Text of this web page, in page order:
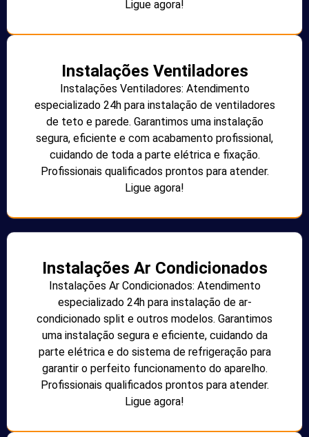
Ligue agora!
Instalações Ventiladores
Instalações Ventiladores: Atendimento
especializado 24h para instalação de ventiladores
de teto e parede. Garantimos uma instalação
segura, eficiente e com acabamento profissional,
cuidando de toda a parte elétrica e fixação.
Profissionais qualificados prontos para atender.
Ligue agora!
Instalações Ar Condicionados
Instalações Ar Condicionados: Atendimento
especializado 24h para instalação de ar-
condicionado split e outros modelos. Garantimos
uma instalação segura e eficiente, cuidando da
parte elétrica e do sistema de refrigeração para
garantir o perfeito funcionamento do aparelho.
Profissionais qualificados prontos para atender.
Ligue agora!